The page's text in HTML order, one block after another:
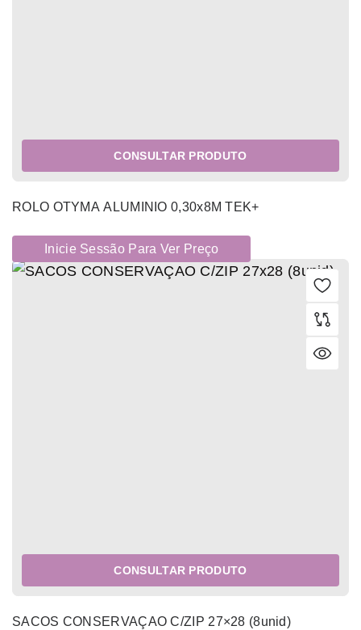
CONSULTAR PRODUTO
ROLO OTYMA ALUMINIO 0,30x8M TEK+
Inicie Sessão Para Ver Preço
CONSULTAR PRODUTO
SACOS CONSERVAÇAO C/ZIP 27×28 (8unid)